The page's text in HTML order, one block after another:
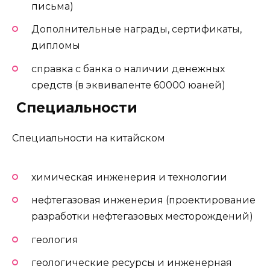
письма)
Дополнительные награды, сертификаты,
дипломы
справка с банка о наличии денежных
средств (в эквиваленте 60000 юаней)
️ Специальности
Специальности на китайском
химическая инженерия и технологии
нефтегазовая инженерия (проектирование
разработки нефтегазовых месторождений)
геология
геологические ресурсы и инженерная